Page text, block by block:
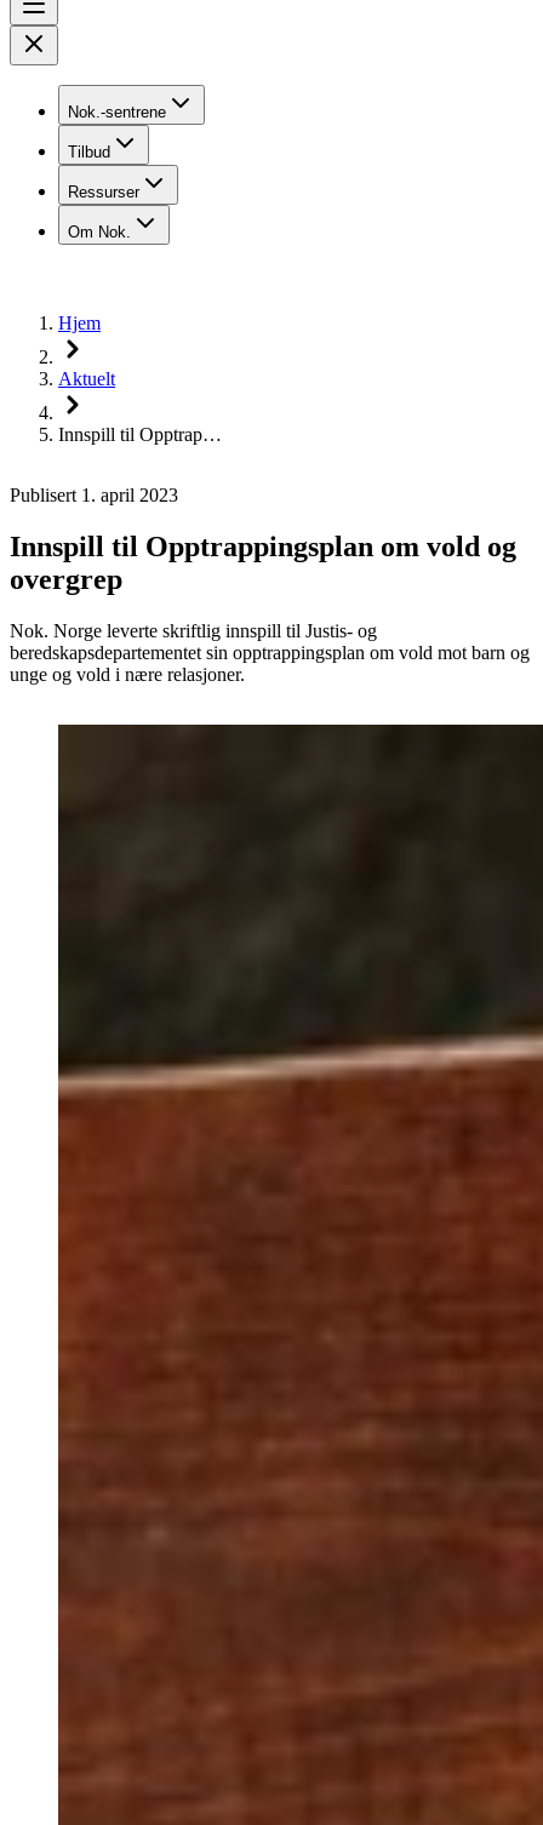
Nok.-sentrene
Tilbud
Ressurser
Om Nok.
Hjem
Aktuelt
Innspill til Opptrap…
Publisert 1. april 2023
Innspill til Opptrappings­plan om vold og
overgrep
Nok. Norge leverte skriftlig innspill til Justis- og
beredskapsdepartementet sin opptrappingsplan om vold mot barn og
unge og vold i nære relasjoner.